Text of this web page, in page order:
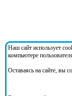
Наш сайт использует
компьютере
Оставаясь на сайте, вы